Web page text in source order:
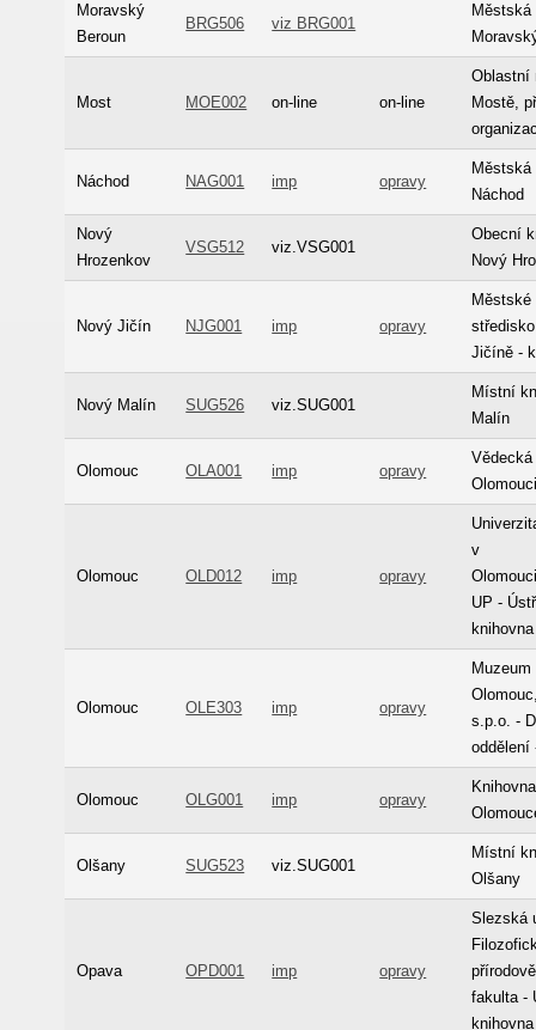
Moravský
Beroun
BRG506 viz BRG001
Městská
Most MOE002 on-line on-line
Oblastní
Mostě,
Náchod NAG001 imp opravy
Městská
Náchod
Nový
Hrozenkov
VSG512 viz.VSG001
Obecní
Nový
Nový Jičín NJG001 imp opravy
Jičíně -
Nový Malín SUG526 viz.SUG001
Místní
Malín
Olomouc OLA001 imp opravy
Olomouc OLD012 imp opravy
v
UP -
knihovna
Olomouc OLE303 imp opravy
s.p.o. -
oddělení
Olomouc OLG001 imp opravy
Olšany SUG523 viz.SUG001
Místní
Olšany
Opava OPD001 imp opravy
Slezská
fakulta -